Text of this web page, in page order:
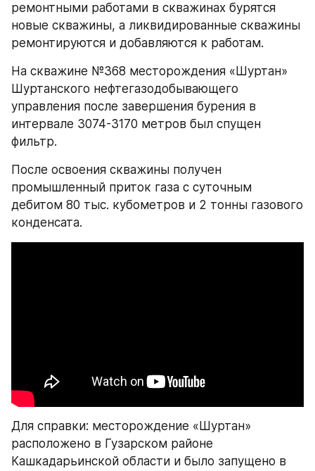
ремонтными работами в скважинах бурятся
новые скважины, а ликвидированные скважины
ремонтируются и добавляются к работам.
На скважине №368 месторождения «Шуртан»
Шуртанского нефтегазодобывающего
управления после завершения бурения в
интервале 3074-3170 метров был спущен
фильтр.
После освоения скважины получен
промышленный приток газа с суточным
дебитом 80 тыс. кубометров и 2 тонны газового
конденсата.
Для справки: месторождение «Шуртан»
расположено в Гузарском районе
Кашкадарьинской области и было запущено в